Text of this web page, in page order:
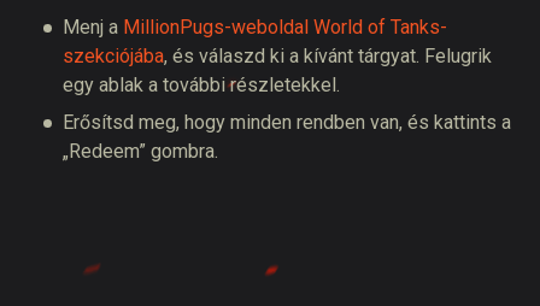
Menj a MillionPugs-weboldal World of Tanks-
szekciójába, és válaszd ki a kívánt tárgyat. Felugrik
egy ablak a további részletekkel.
Erősítsd meg, hogy minden rendben van, és kattints a
„Redeem” gombra.